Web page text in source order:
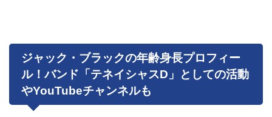
ジャック・ブラックの年齢身長プロフィー
ル！バンド「テネイシャスD」としての活動
やYouTubeチャンネルも